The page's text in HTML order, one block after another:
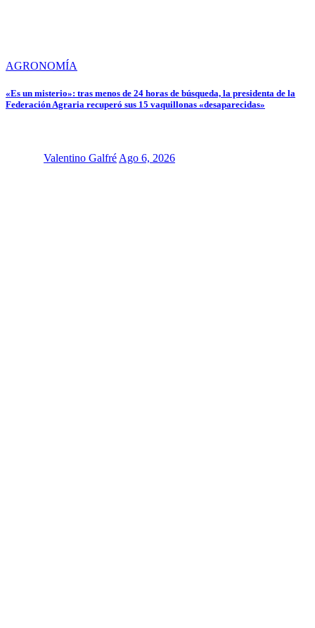
AGRONOMÍA
«Es un misterio»: tras menos de 24 horas de búsqueda, la presidenta de la
Federación Agraria recuperó sus 15 vaquillonas «desaparecidas»
Valentino Galfré Ago 6, 2026